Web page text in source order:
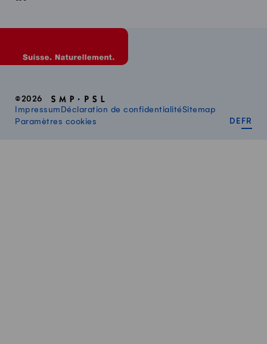
©2026
Impressum Déclaration de confidentialitéSitemap
Paramètres cookies
DE FR